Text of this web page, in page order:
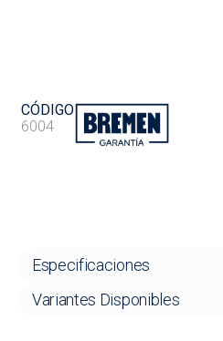
CÓDIGO
6004
Especificaciones
Variantes Disponibles